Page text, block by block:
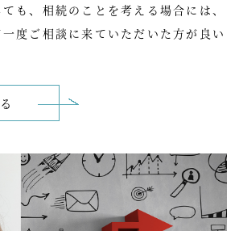
も、相続のことを考える場合には、
度ご相談に来ていただいた方が良い